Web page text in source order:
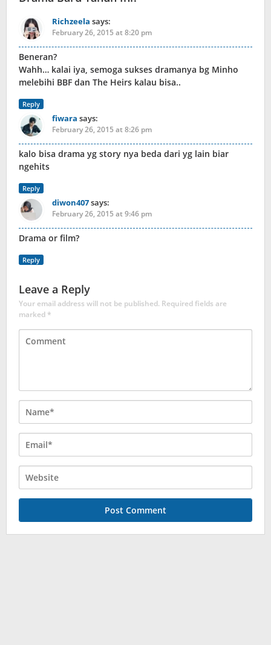
Richzeela says:
February 26, 2015 at 8:20 pm
Beneran?
Wahh… kalai iya, semoga sukses dramanya bg Minho
melebihi BBF dan The Heirs kalau bisa..
Reply
fiwara says:
February 26, 2015 at 8:26 pm
kalo bisa drama yg story nya beda dari yg lain biar
ngehits
Reply
diwon407says:
February 26, 2015 at 9:46 pm
Drama or film?
Reply
Leave a Reply
Your email address will not be published. Required fields are
marked*